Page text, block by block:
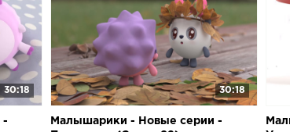
30:18
-
30:18
Малышарики - Новые серии -